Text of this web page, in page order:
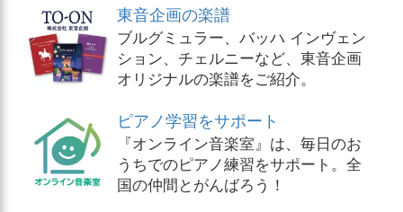
東音企画の楽譜
ブルグミュラー、バッハ インヴェン
ション、チェルニーなど、東音企画
オリジナルの楽譜をご紹介。
ピアノ学習をサポート
『オンライン音楽室』は、毎日のお
うちでのピアノ練習をサポート。全
国の仲間とがんばろう！